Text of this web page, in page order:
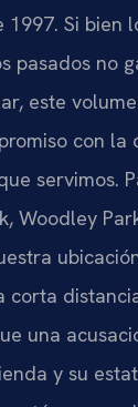
1997. Si bien
pasados no
este
con la
servimos.
Woodley
corta
una
y su